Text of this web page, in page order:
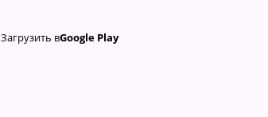
Загрузить вGoogle Play